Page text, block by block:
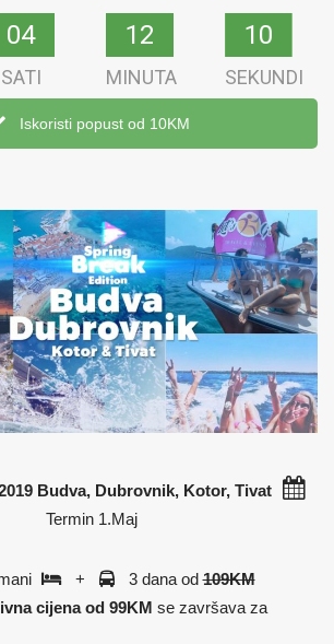
04
04
SATI
12
12
MINUTA
09
09
SEKUNDI
Iskoristi popust od 10KM
Budva, Dubrovnik, Kotor, Tivat
Termin 1.Maj
+ 3 dana od 109KM
cijena od 99KM se završava za